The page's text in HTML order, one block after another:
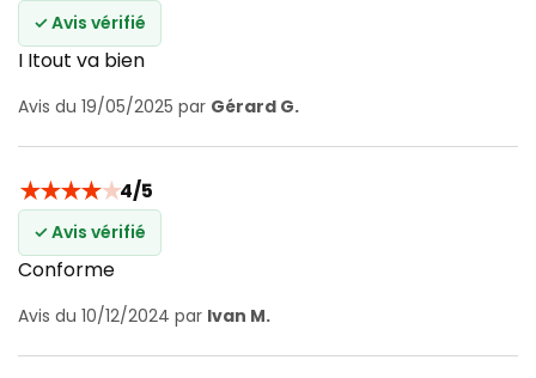
✓ Avis vérifié
I Itout va bien
Avis du 19/05/2025 par Gérard G.
★★★★★4/5
✓ Avis vérifié
Conforme
Avis du 10/12/2024 par Ivan M.